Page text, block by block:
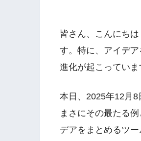
皆さん、こんにち
す。特に、アイデ
進化が起こっていま
本日、2025年12月8
まさにその最たる
デアをまとめるツ